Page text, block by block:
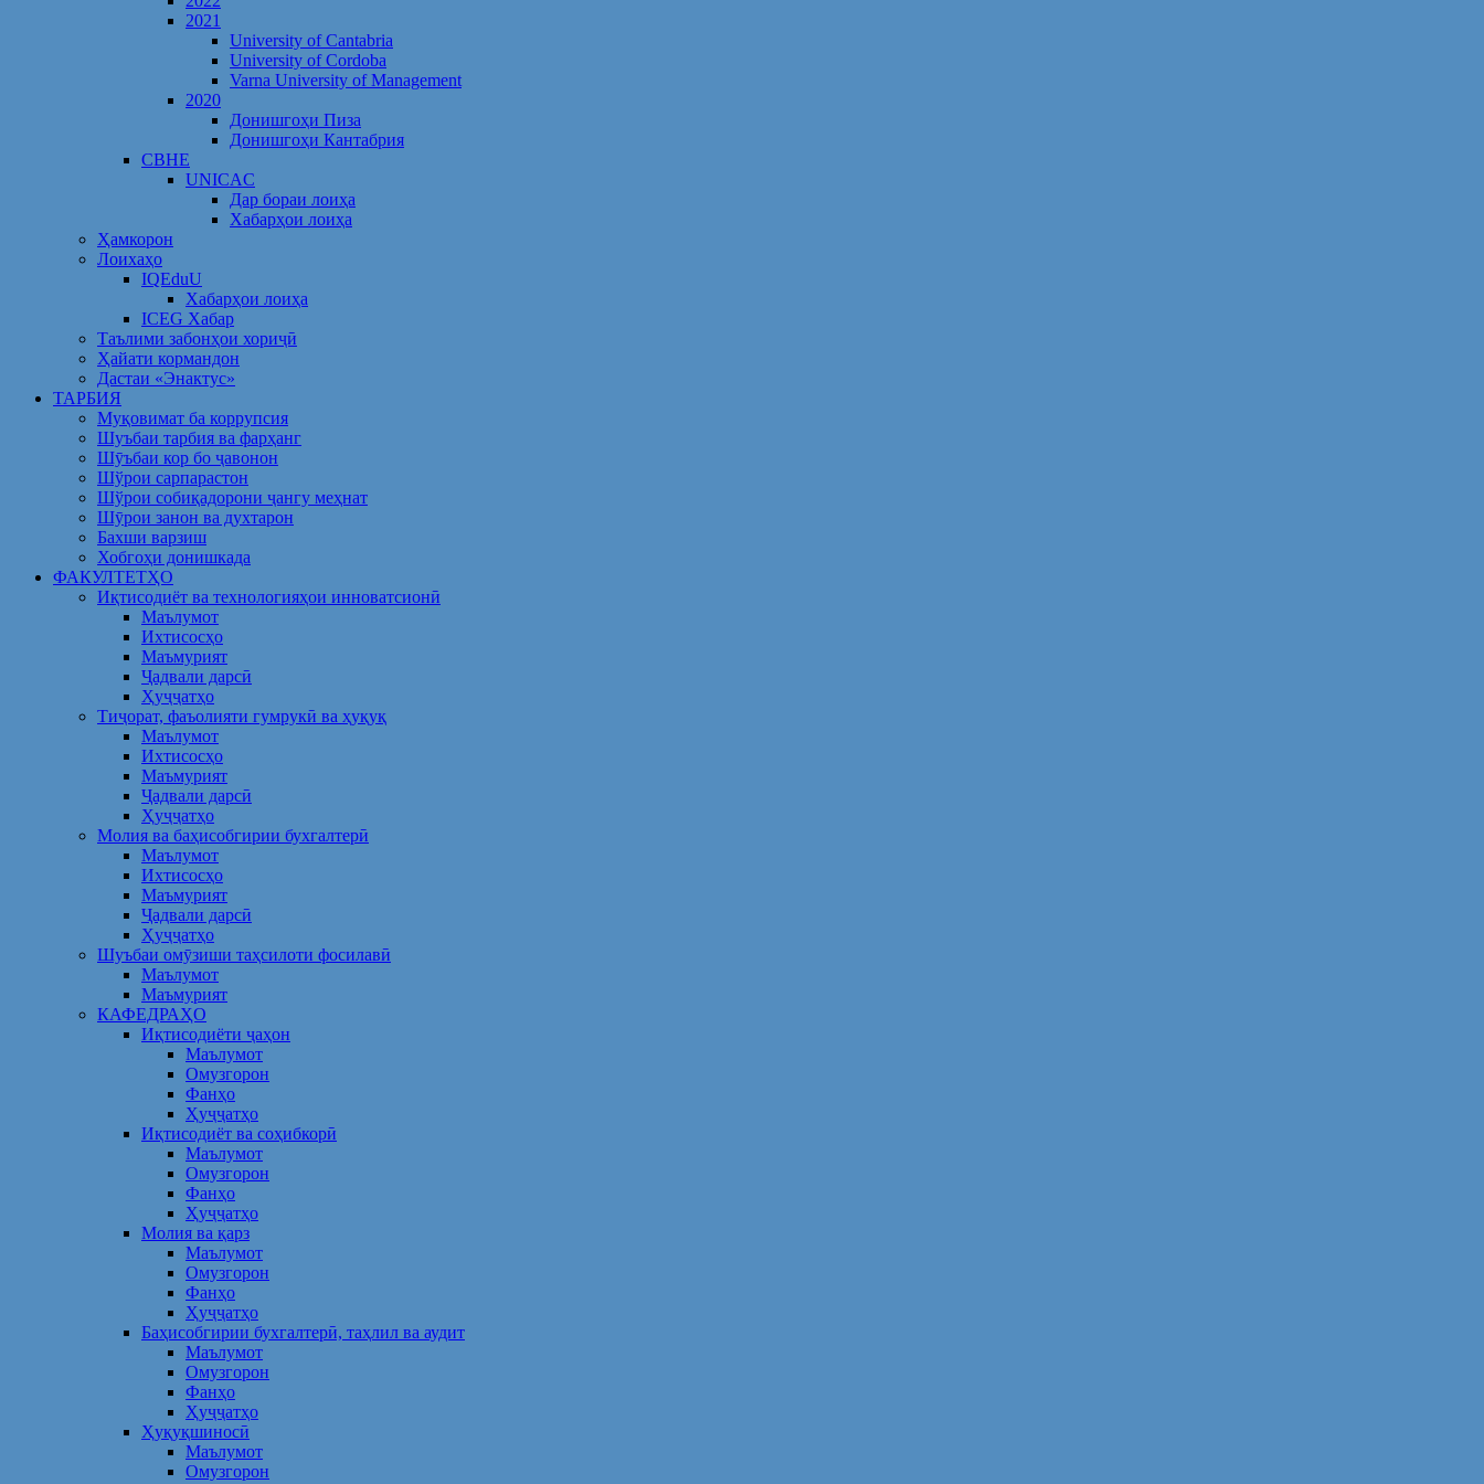
2021
University of Cantabria
University of Cordoba
Varna University of Management
2020
Донишгоҳи Пиза
Донишгоҳи Кантабрия
CBHE
UNICAC
Дар бораи лоиҳа
Хабарҳои лоиҳа
Ҳамкорон
Лоихаҳо
IQEduU
Хабарҳои лоиҳа
ICEG Хабар
Таълими забонҳои хориҷӣ
Ҳайати кормандон
Дастаи «Энактус»
ТАРБИЯ
Муқовимат ба коррупсия
Шуъбаи тарбия ва фарҳанг
Шӯъбаи кор бо ҷавонон
Шўрои сарпарастон
Шўрои собиқадорони ҷангу меҳнат
Шӯрои занон ва духтарон
Бахши варзиш
Хобгоҳи донишкада
ФАКУЛТЕТҲО
Иқтисодиёт ва технологияҳои инноватсионӣ
Маълумот
Ихтисосҳо
Маъмурият
Ҷадвали дарсӣ
Ҳуҷҷатҳо
Тиҷорат, фаъолияти гумрукӣ ва ҳуқуқ
Маълумот
Ихтисосҳо
Маъмурият
Ҷадвали дарсӣ
Ҳуҷҷатҳо
Молия ва баҳисобгирии бухгалтерӣ
Маълумот
Ихтисосҳо
Маъмурият
Ҷадвали дарсӣ
Ҳуҷҷатҳо
Шуъбаи омӯзиши таҳсилоти фосилавӣ
Маълумот
Маъмурият
КАФЕДРАҲО
Иқтисодиёти ҷаҳон
Маълумот
Омузгорон
Фанҳо
Ҳуҷҷатҳо
Иқтисодиёт ва соҳибкорӣ
Маълумот
Омузгорон
Фанҳо
Ҳуҷҷатҳо
Молия ва қарз
Маълумот
Омузгорон
Фанҳо
Ҳуҷҷатҳо
Баҳисобгирии бухгалтерӣ, таҳлил ва аудит
Маълумот
Омузгорон
Фанҳо
Ҳуҷҷатҳо
Ҳуқуқшиносӣ
Маълумот
Омузгорон